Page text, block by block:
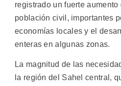
registrado un fuerte
población civil, importantes
economías locales y el
enteras en algunas zonas.
La magnitud de las
la región del Sahel central,